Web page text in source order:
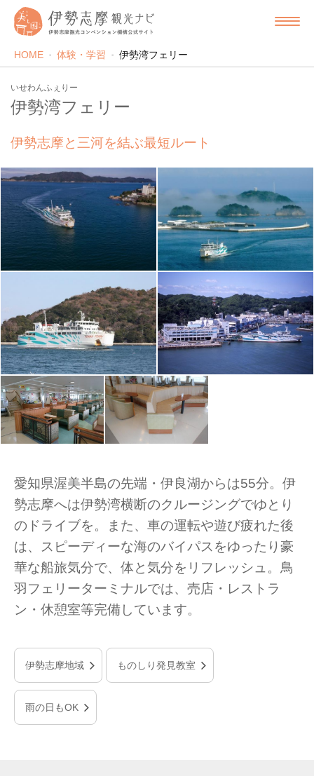
HOME 体験・学習 伊勢湾フェリー
いせわんふぇりー
伊勢湾フェリー
伊勢志摩と三河を結ぶ最短ルート
愛知県渥美半島の先端・伊良湖からは55分。伊
勢志摩へは伊勢湾横断のクルージングでゆとり
のドライブを。また、車の運転や遊び疲れた後
は、スピーディーな海のバイパスをゆったり豪
華な船旅気分で、体と気分をリフレッシュ。鳥
羽フェリーターミナルでは、売店・レストラ
ン・休憩室等完備しています。
伊勢志摩地域 ものしり発見教室
雨の日もOK